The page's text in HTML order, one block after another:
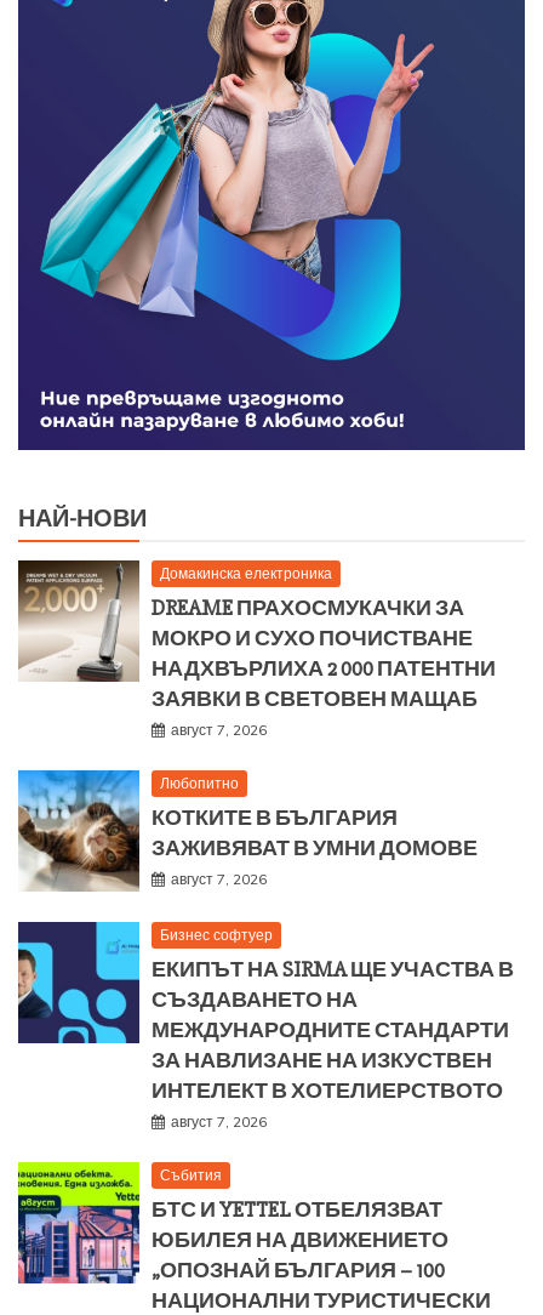
НАЙ-НОВИ
Домакинска електроника
DREAME ПРАХОСМУКАЧКИ ЗА
МОКРО И СУХО ПОЧИСТВАНЕ
НАДХВЪРЛИХА 2 000 ПАТЕНТНИ
ЗАЯВКИ В СВЕТОВЕН МАЩАБ
август 7, 2026
Любопитно
КОТКИТЕ В БЪЛГАРИЯ
ЗАЖИВЯВАТ В УМНИ ДОМОВЕ
август 7, 2026
Бизнес софтуер
ЕКИПЪТ НА SIRMA ЩЕ УЧАСТВА В
СЪЗДАВАНЕТО НА
МЕЖДУНАРОДНИТЕ СТАНДАРТИ
ЗА НАВЛИЗАНЕ НА ИЗКУСТВЕН
ИНТЕЛЕКТ В ХОТЕЛИЕРСТВОТО
август 7, 2026
Събития
БТС И YETTEL ОТБЕЛЯЗВАТ
ЮБИЛЕЯ НА ДВИЖЕНИЕТО
„ОПОЗНАЙ БЪЛГАРИЯ – 100
НАЦИОНАЛНИ ТУРИСТИЧЕСКИ